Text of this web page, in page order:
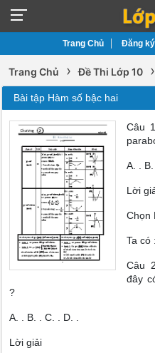
Trang Chủ Đăng ký
Trang Chủ › Đề Thi Lớp 10 ›
Bài tập Hàm số bậc hai
Câu
A. . B.
Lời
Chọn
Ta có
Câu
đây
?
A. . B. . C. . D. .
Lời giải